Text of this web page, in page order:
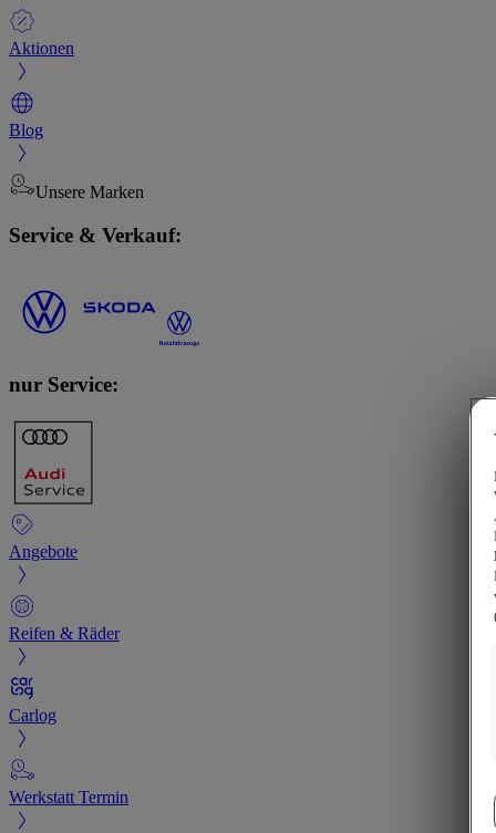
Aktionen
Blog
Unsere Marken
Service & Verkauf:
nur Service:
Angebote
Reifen & Räder
Carlog
Werkstatt Termin